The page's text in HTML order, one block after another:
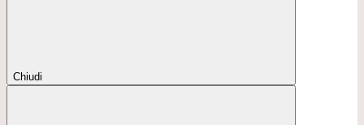
Chiudi